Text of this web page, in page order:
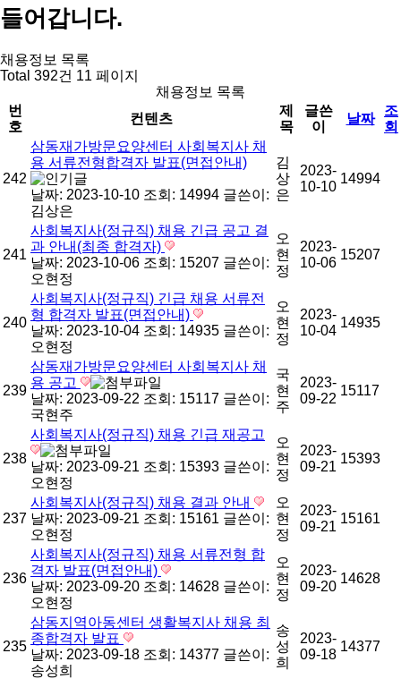
들어갑니다.
채용정보 목록
Total 392건 11 페이지
채용정보 목록
번
호
컨텐츠
제
목
글쓴
이
날짜
조
회
242
삼동재가방문요양센터 사회복지사 채
용 서류전형합격자 발표(면접안내)
날짜: 2023-10-10 조회: 14994 글쓴이:
김상은
김
상
은
2023-
10-10
14994
241
사회복지사(정규직) 채용 긴급 공고 결
과 안내(최종 합격자)
날짜: 2023-10-06 조회: 15207 글쓴이:
오현정
오
현
정
2023-
10-06
15207
240
사회복지사(정규직) 긴급 채용 서류전
형 합격자 발표(면접안내)
날짜: 2023-10-04 조회: 14935 글쓴이:
오현정
오
현
정
2023-
10-04
14935
239
삼동재가방문요양센터 사회복지사 채
용 공고
날짜: 2023-09-22 조회: 15117 글쓴이:
국현주
국
현
주
2023-
09-22
15117
238
사회복지사(정규직) 채용 긴급 재공고
날짜: 2023-09-21 조회: 15393 글쓴이:
오현정
오
현
정
2023-
09-21
15393
237
사회복지사(정규직) 채용 결과 안내
날짜: 2023-09-21 조회: 15161 글쓴이:
오현정
오
현
정
2023-
09-21
15161
236
사회복지사(정규직) 채용 서류전형 합
격자 발표(면접안내)
날짜: 2023-09-20 조회: 14628 글쓴이:
오현정
오
현
정
2023-
09-20
14628
235
삼동지역아동센터 생활복지사 채용 최
종합격자 발표
날짜: 2023-09-18 조회: 14377 글쓴이:
송성희
송
성
희
2023-
09-18
14377